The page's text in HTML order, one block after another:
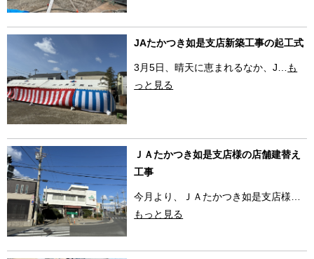
JAたかつき如是支店新築工事の起工式
3月5日、晴天に恵まれるなか、J…
も
っと見る
ＪＡたかつき如是支店様の店舗建替え
工事
今月より、ＪＡたかつき如是支店様…
もっと見る